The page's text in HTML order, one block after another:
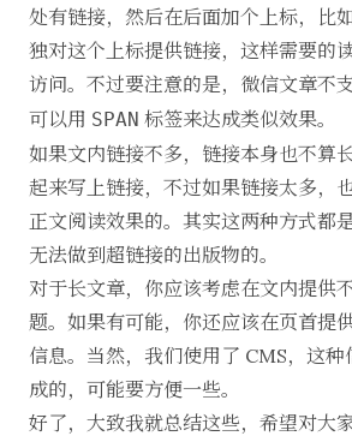
处有链接，然后在后面加个上标，比
独对这个上标提供链接，这样需要的
访问。不过要注意的是，微信文章不
可以用 SPAN 标签来达成类似效果。
如果文内链接不多，链接本身也不算
起来写上链接，不过如果链接太多，
正文阅读效果的。其实这两种方式都
无法做到超链接的出版物的。
对于长文章，你应该考虑在文内提供
题。如果有可能，你还应该在页首提
信息。当然，我们使用了 CMS，这种
成的，可能要方便一些。
好了，大致我就总结这些，希望对大